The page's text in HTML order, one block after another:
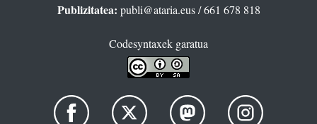
Publizitatea: publi@ataria.eus/ 661 678 818
Codesyntaxek garatua